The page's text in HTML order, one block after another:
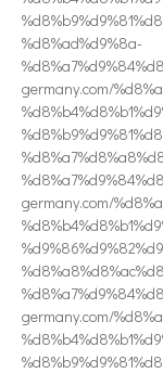
%d8%ad%d9%8a-
germany.com/
germany.com/
germany.com/